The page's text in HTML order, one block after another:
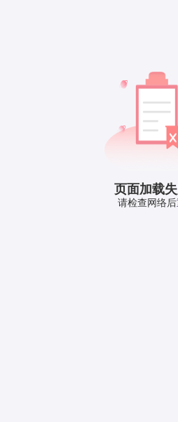
页面加载
请检查网络后